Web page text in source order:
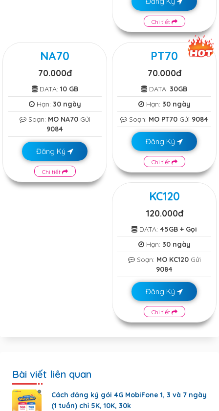
Chi tiết
NA70
70.000đ
DATA: 10 GB
Hạn: 30 ngày
Soạn: MO NA70Gửi
9084
Đăng Ký
Chi tiết
PT70
70.000đ
DATA: 30GB
Hạn: 30 ngày
Soạn: MO PT70 Gửi 9084
Đăng Ký
Chi tiết
KC120
120.000đ
DATA: 45GB + Gọi
Hạn: 30 ngày
Soạn: MO KC120Gửi
9084
Đăng Ký
Chi tiết
Bài viết liên quan
Cách đăng ký gói 4G MobiFone 1, 3 và 7 ngày
(1 tuần) chỉ 5K, 10K, 30k